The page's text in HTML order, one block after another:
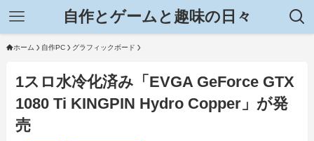
自作とゲームと趣味の日々
ホーム 自作PC グラフィックボード
1スロ水冷化済み「EVGA GeForce GTX
1080 Ti KINGPIN Hydro Copper」が発
売